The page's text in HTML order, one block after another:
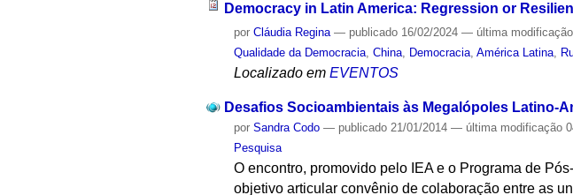
Democracy in Latin America: Regression or
porCláudia Regina — publicado 16/02/2024— última modificação
Qualidade da Democracia ,China Democracia ,América Latina
Localizado em EVENTOS
Desafios Socioambientais às Megalópoles Latino-
porSandra Codo — publicado 21/01/2014— última modificação
Pesquisa
O encontro, promovido pelo IEA e o Programa de
objetivo articular convênio de colaboração entre as